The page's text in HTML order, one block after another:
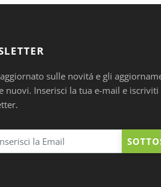
sulle novitá e gli
nuovi. Inserisci la tua e-mail e